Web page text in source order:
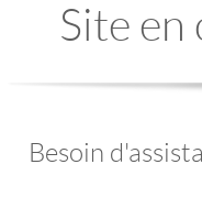
Site
Besoin